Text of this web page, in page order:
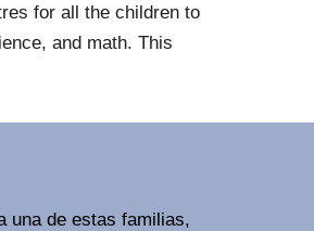
for all the children to
and math. This
una de estas familias,